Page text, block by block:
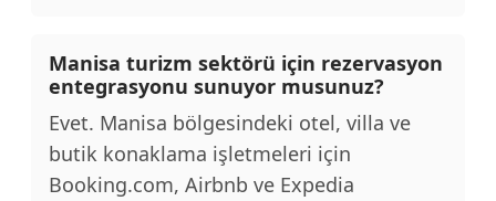
Manisa turizm sektörü için rezervasyon
entegrasyonu sunuyor musunuz?
Evet. Manisa bölgesindeki otel, villa ve
butik konaklama işletmeleri için
Booking.com, Airbnb ve Expedia